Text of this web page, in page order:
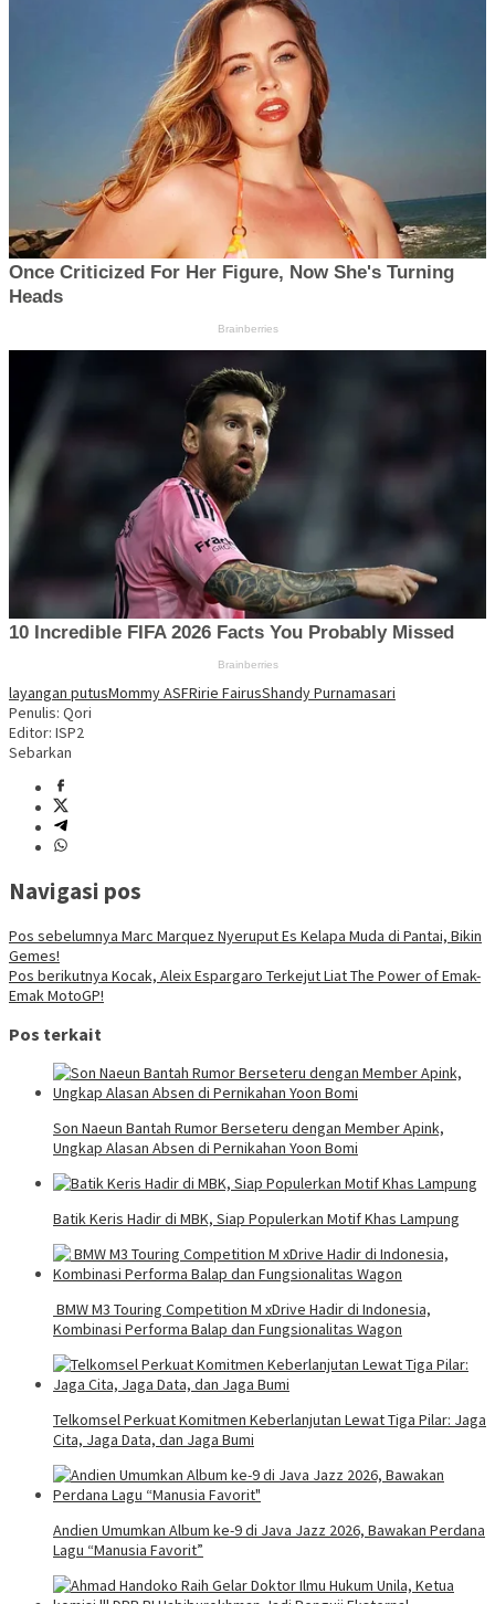
layangan putusMommy ASFRirie FairusShandy Purnamasari
Penulis: Qori
Editor: ISP2
Sebarkan
Navigasi pos
Pos sebelumnya Marc Marquez Nyeruput Es Kelapa Muda di Pantai, Bikin
Gemes!
Pos berikutnya Kocak, Aleix Espargaro Terkejut Liat The Power of Emak-
Emak MotoGP!
Pos terkait
Son Naeun Bantah Rumor Berseteru dengan Member Apink,
Ungkap Alasan Absen di Pernikahan Yoon Bomi
Batik Keris Hadir di MBK, Siap Populerkan Motif Khas Lampung
BMW M3 Touring Competition M xDrive Hadir di Indonesia,
Kombinasi Performa Balap dan Fungsionalitas Wagon
Telkomsel Perkuat Komitmen Keberlanjutan Lewat Tiga Pilar: Jaga
Cita, Jaga Data, dan Jaga Bumi
Andien Umumkan Album ke-9 di Java Jazz 2026, Bawakan Perdana
Lagu “Manusia Favorit”